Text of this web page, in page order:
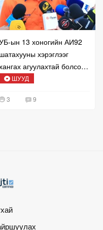
ын 13 хоногийн АИ92
шатахууны хэрэглээг
агуулахтай болсон
талаар мэдээлж байна
ШУУД
3 9